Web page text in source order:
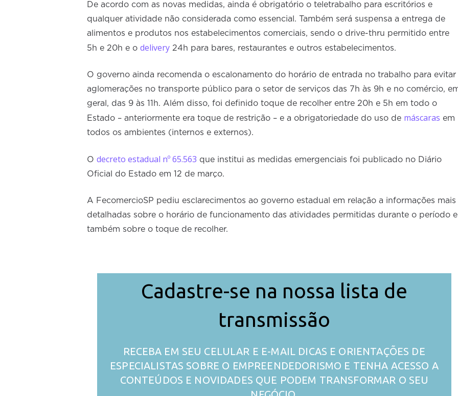
De acordo com as novas medidas, ainda é obrigatório o teletrabalho para escritórios e
qualquer atividade não considerada como essencial. Também será suspensa a entrega de
alimentos e produtos nos estabelecimentos comerciais, sendo o drive-thru permitido entre
5h e 20h e o delivery 24h para bares, restaurantes e outros estabelecimentos.
O governo ainda recomenda o escalonamento do horário de entrada no trabalho para evitar
aglomerações no transporte público para o setor de serviços das 7h às 9h e no comércio,
geral, das 9 às 11h. Além disso, foi definido toque de recolher entre 20h e 5h em todo o
Estado – anteriormente era toque de restrição – e a obrigatoriedade do uso de máscaras em
todos os ambientes (internos e externos).
O decreto estadual nº 65.563 que institui as medidas emergenciais foi publicado no Diário
Oficial do Estado em 12 de março.
A FecomercioSP pediu esclarecimentos ao governo estadual em relação a informações mais
detalhadas sobre o horário de funcionamento das atividades permitidas durante o período e
também sobre o toque de recolher.
Cadastre-se na nossa lista de
transmissão
RECEBA EM SEU CELULAR E E-MAIL DICAS E ORIENTAÇÕES DE
ESPECIALISTAS SOBRE O EMPREENDEDORISMO E TENHA ACESSO A
CONTEÚDOS E NOVIDADES QUE PODEM TRANSFORMAR O SEU